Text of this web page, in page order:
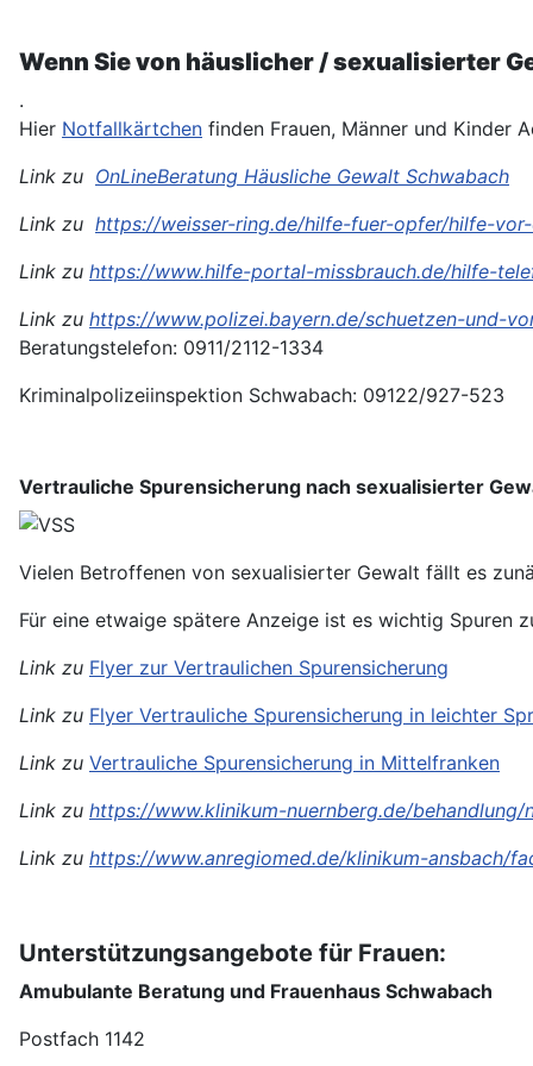
Wenn Sie von häuslicher / sexualisierter
.
Hier Notfallkärtchen finden Frauen, Männer und Kinder
Link zu OnLineBeratung Häusliche Gewalt Schwabach
Link zu https://weisser-ring.de/hilfe-fuer-opfer/hilfe-
Link zu https://www.hilfe-portal-missbrauch.de/hilfe-
Link zu https://www.polizei.bayern.de/schuetzen-und-
Beratungstelefon: 0911/2112-1334
Kriminalpolizeiinspektion Schwabach: 09122/927-523
Vertrauliche Spurensicherung nach sexualisierter
Vielen Betroffenen von sexualisierter Gewalt fällt es
Für eine etwaige spätere Anzeige ist es wichtig Spuren
Link zu Flyer zur Vertraulichen Spurensicherung
Link zu Flyer Vertrauliche Spurensicherung in leichter
Link zu Vertrauliche Spurensicherung in Mittelfranken
Link zu https://www.klinikum-nuernberg.de/
Link zu https://www.anregiomed.de/klinikum-ansbach/
Unterstützungsangebote für Frauen:
Amubulante Beratung und Frauenhaus Schwabach
Postfach 1142